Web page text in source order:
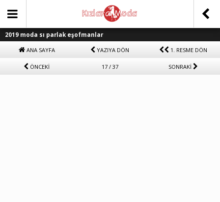
2019 moda sı parlak eşofmanlar
ANA SAYFA YAZIYA DÖN 1. RESME DÖN
ÖNCEKİ 17 / 37 SONRAKİ